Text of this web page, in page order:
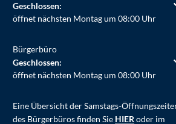
Klicken, um weitere Öffnungs- oder
Geschlossen:
öffnet nächsten Montag um 08:00 Uhr
Bürgerbüro
Klicken, um weitere Öffnungs- oder
Geschlossen:
öffnet nächsten Montag um 08:00 Uhr
Eine Übersicht der Samstags-
des Bürgerbüros finden Sie HIER oder im